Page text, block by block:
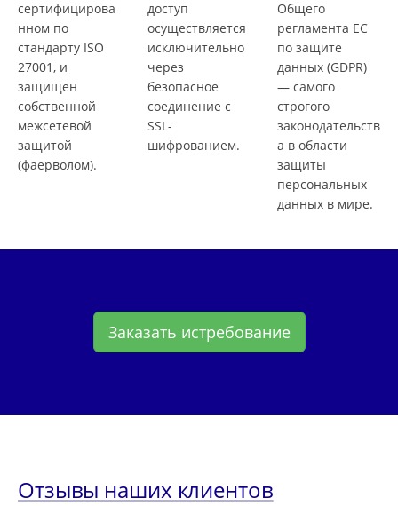
сертифицирова
нном по
стандарту ISO
27001, и
защищён
собственной
межсетевой
защитой
(фаерволом).
доступ
осуществляется
исключительно
через
безопасное
соединение с
SSL-
шифрованием.
Общего
регламента ЕС
по защите
данных (GDPR)
— самого
строгого
законодательств
а в области
защиты
персональных
данных в мире.
Заказать истребование
Отзывы наших клиентов